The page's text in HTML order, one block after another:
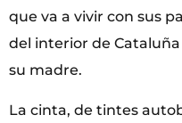
que va a vivir con sus
del interior de
su madre.
La cinta, de tintes